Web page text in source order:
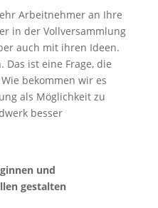
Arbeitnehmer an Ihre
in der Vollversammlung
auch mit ihren Ideen.
Das ist eine Frage, die
bekommen wir es
als Möglichkeit zu
besser
und
gestalten